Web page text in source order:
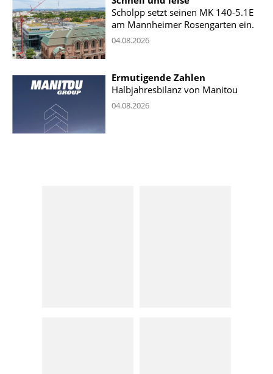
Scholpp setzt seinen MK 140-5.1E
am Mannheimer Rosengarten ein.
04.08.2026
Ermutigende Zahlen
Halbjahresbilanz von Manitou
04.08.2026